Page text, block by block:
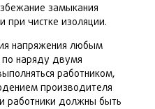
замыкания
при чистке изоляции.
напряжения любым
по наряду двумя
работником,
производителя
работники должны быть